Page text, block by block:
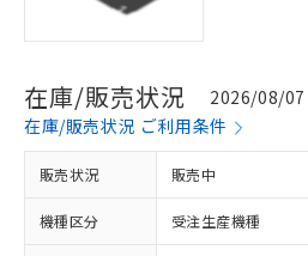
在庫/販売状況
2026/08/07
在庫/販売状況 ご利用条件
販売状況 販売中
機種区分 受注生産機種